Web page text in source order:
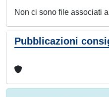
Non ci sono file associati
Pubblicazioni